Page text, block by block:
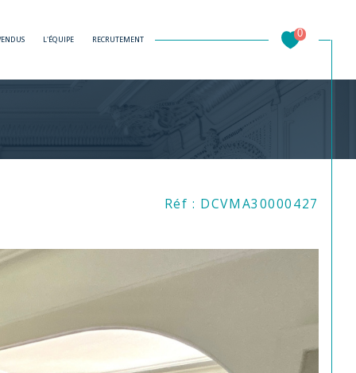
L'ÉQUIPE RECRUTEMENT
0
Réf : DCVMA30000427